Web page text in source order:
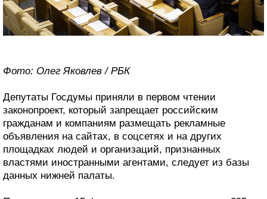
Фото: Олег Яковлев / РБК
Депутаты Госдумы приняли в первом чтении
законопроект, который запрещает российским
гражданам и компаниям размещать рекламные
объявления на сайтах, в соцсетях и на других
площадках людей и организаций, признанных
властями иностранными агентами, следует из базы
данных нижней палаты.